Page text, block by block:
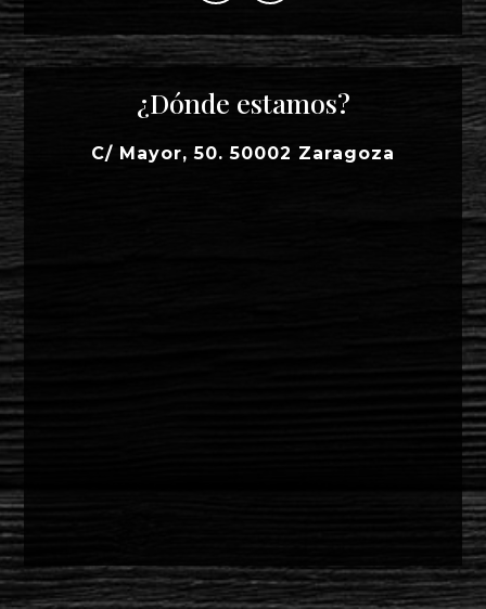
¿Dónde estamos?
C/ Mayor, 50. 50002 Zaragoza